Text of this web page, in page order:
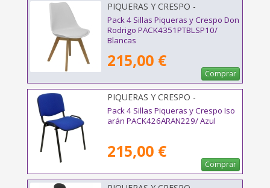
PIQUERAS Y CRESPO -
PACK4351PTBLSP10
Pack 4 Sillas Piqueras y Crespo Don
Rodrigo PACK4351PTBLSP10/
Blancas
215,00 €
Comprar
PIQUERAS Y CRESPO -
PACK426ARAN229
Pack 4 Sillas Piqueras y Crespo Iso
arán PACK426ARAN229/ Azul
215,00 €
Comprar